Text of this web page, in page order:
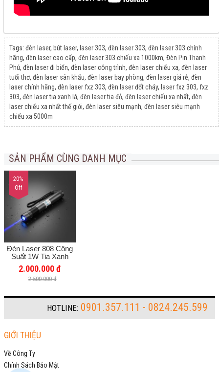
Tags: đèn laser, bút laser, laser 303, đèn laser 303, đèn laser 303 chính
hãng, đèn laser cao cấp, đèn laser 303 chiếu xa 1000km, Đèn Pin Thanh
Phú, đèn laser đi biển, đèn laser công trình, đèn laser chiếu xa, đèn laser
tuổi thơ, đèn laser sân khấu, đèn laser bay phòng, đèn laser giá rẻ, đèn
laser chính hãng, đèn laser fxz 303, đèn laser đốt cháy, laser fxz 303, fxz
303, đèn laser tia xanh lá, đèn laser tia đỏ, đèn laser chiếu xa nhất, đèn
laser chiếu xa nhất thế giới, đèn laser siêu mạnh, đèn laser siêu mạnh
chiếu xa 5000m
SẢN PHẨM CÙNG DANH MỤC
20%
Off
Đèn Laser 808 Công
Suất 1W Tia Xanh
Dương
2.000.000 đ
2.500.000 đ
HOTLINE: 0901.357.111 - 0824.245.599
GIỚI THIỆU
Về Công Ty
Chính Sách Bảo Mật